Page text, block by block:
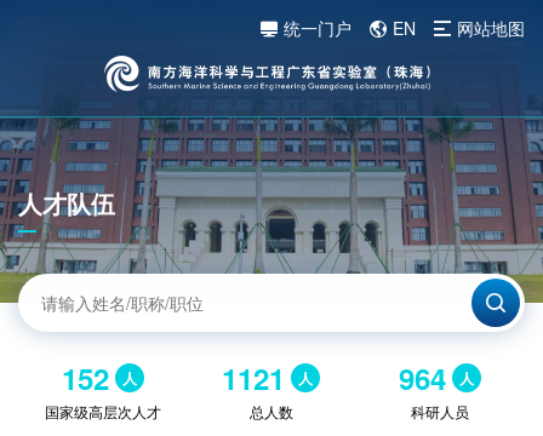
统一门户 EN 网站地图
人才队伍
152 人
国家级高层次人才
1121 人
总人数
964 人
科研人员